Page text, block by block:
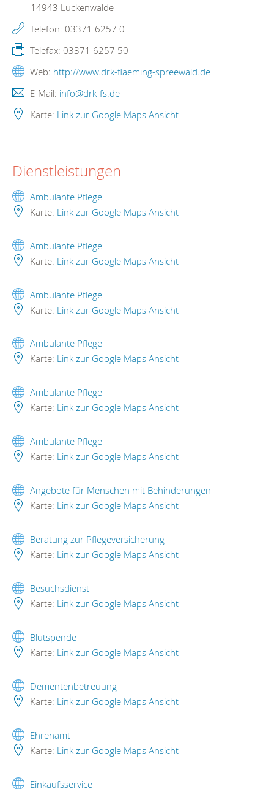
14943 Luckenwalde
Telefon: 03371 6257 0
Telefax: 03371 6257 50
Web: http://www.drk-flaeming-spreewald.de
E-Mail: info@drk-fs.de
Karte: Link zur Google Maps Ansicht
Dienstleistungen
Ambulante Pflege
Karte: Link zur Google Maps Ansicht
Ambulante Pflege
Karte: Link zur Google Maps Ansicht
Ambulante Pflege
Karte: Link zur Google Maps Ansicht
Ambulante Pflege
Karte: Link zur Google Maps Ansicht
Ambulante Pflege
Karte: Link zur Google Maps Ansicht
Ambulante Pflege
Karte: Link zur Google Maps Ansicht
Angebote für Menschen mit Behinderungen
Karte: Link zur Google Maps Ansicht
Beratung zur Pflegeversicherung
Karte: Link zur Google Maps Ansicht
Besuchsdienst
Karte: Link zur Google Maps Ansicht
Blutspende
Karte: Link zur Google Maps Ansicht
Dementenbetreuung
Karte: Link zur Google Maps Ansicht
Ehrenamt
Karte: Link zur Google Maps Ansicht
Einkaufsservice